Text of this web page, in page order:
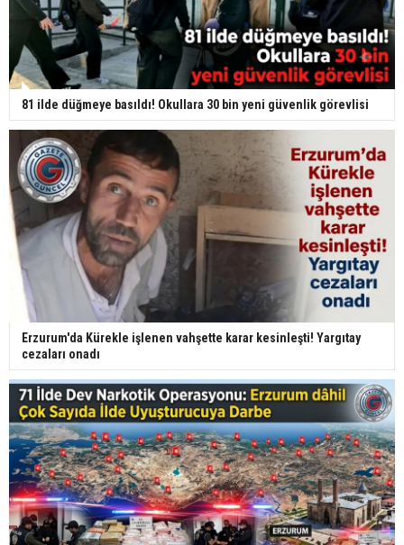
81 ilde düğmeye basıldı! Okullara 30 bin yeni güvenlik görevlisi
Erzurum'da Kürekle işlenen vahşette karar kesinleşti! Yargıtay
cezaları onadı